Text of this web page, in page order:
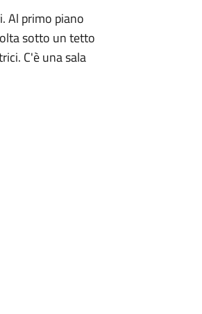
Al primo piano
sotto un tetto
C'è una sala